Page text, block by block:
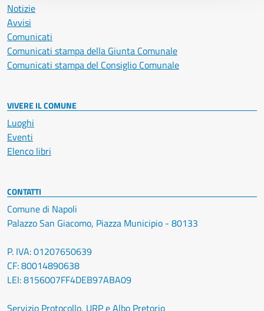
Notizie
Avvisi
Comunicati
Comunicati stampa della Giunta Comunale
Comunicati stampa del Consiglio Comunale
VIVERE IL COMUNE
Luoghi
Eventi
Elenco libri
CONTATTI
Comune di Napoli
Palazzo San Giacomo, Piazza Municipio - 80133
P. IVA: 01207650639
CF: 80014890638
LEI: 8156007FF4DEB97ABA09